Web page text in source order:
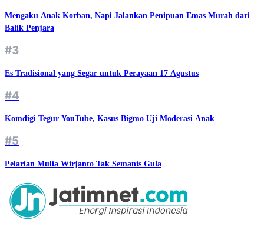
Mengaku Anak Korban, Napi Jalankan Penipuan Emas Murah dari
Balik Penjara
#3
Es Tradisional yang Segar untuk Perayaan 17 Agustus
#4
Komdigi Tegur YouTube, Kasus Bigmo Uji Moderasi Anak
#5
Pelarian Mulia Wirjanto Tak Semanis Gula